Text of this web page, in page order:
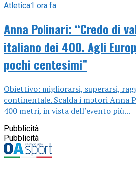
Atletica1 ora fa
Anna Polinari: “Credo di
italiano dei 400. Agli
pochi centesimi”
Obiettivo: migliorarsi, superarsi,
continentale. Scalda i motori Anna
400 metri, in vista dell’evento più...
Pubblicità
Pubblicità